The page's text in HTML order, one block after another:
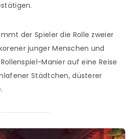
der Spieler die Rolle zweier
junger Menschen und
Manier auf eine Reise
Städtchen, düsterer